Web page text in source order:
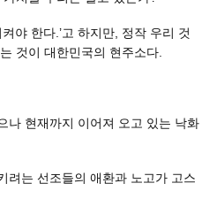
야 한다.’고 하지만, 정작 우리 것
것이 대한민국의 현주소다.
나 현재까지 이어져 오고 있는 낙화
려는 선조들의 애환과 노고가 고스